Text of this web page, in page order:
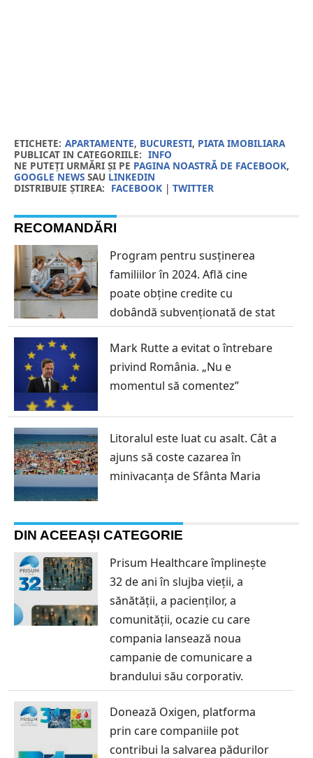
ETICHETE: APARTAMENTE, BUCURESTI, PIATA IMOBILIARA
PUBLICAT IN CATEGORIILE: INFO
NE PUTEȚI URMĂRI ȘI PE PAGINA NOASTRĂ DE FACEBOOK,
GOOGLE NEWSSAU LINKEDIN
DISTRIBUIE ȘTIREA: FACEBOOK| TWITTER
RECOMANDĂRI
Program pentru susținerea
familiilor în 2024. Află cine
poate obține credite cu
dobândă subvenționată de stat
Mark Rutte a evitat o întrebare
privind România. „Nu e
momentul să comentez”
Litoralul este luat cu asalt. Cât a
ajuns să coste cazarea în
minivacanța de Sfânta Maria
DIN ACEEAȘI CATEGORIE
Prisum Healthcare împlinește
32 de ani în slujba vieții, a
sănătății, a pacienților, a
comunității, ocazie cu care
compania lansează noua
campanie de comunicare a
brandului său corporativ.
Donează Oxigen, platforma
prin care companiile pot
contribui la salvarea pădurilor